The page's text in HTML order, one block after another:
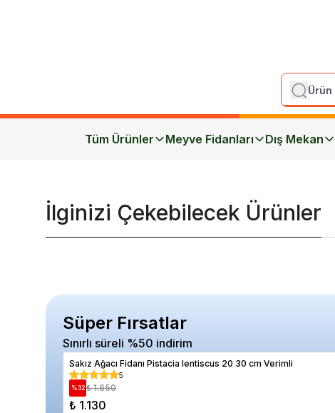
Tüm Ürünler Meyve Fidanları Dış Mekan
İlginizi Çekebilecek Ürünler
Süper Fırsatlar
Sınırlı süreli %50 indirim
Sakız Ağacı Fidanı Pistacia lentiscus 20 30 cm Verimli
5
%32 ₺ 1.650
₺ 1.130